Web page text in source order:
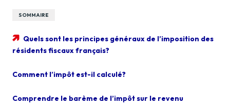
SOMMAIRE
Quels sont les principes généraux de l’imposition des
résidents fiscaux français?
Comment l’impôt est-il calculé?
Comprendre le barème de l’impôt sur le revenu